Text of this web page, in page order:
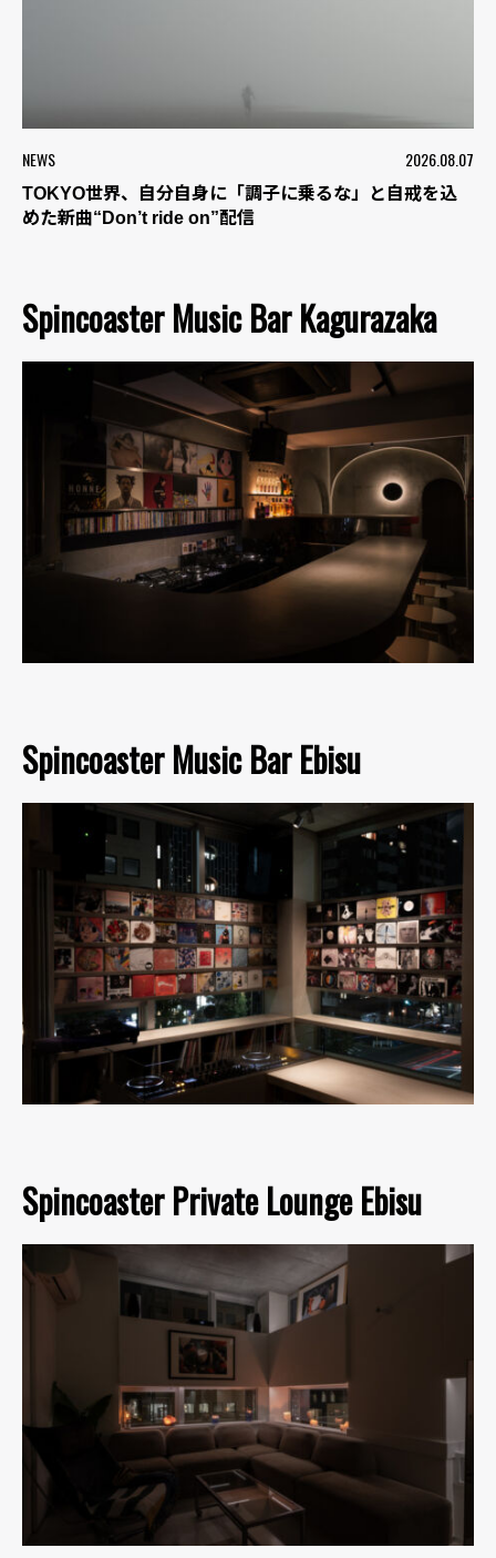
NEWS 2026.08.07
TOKYO世界、自分自身に「調子に乗るな」と自戒を込
めた新曲“Don’t ride on”配信
Spincoaster Music Bar Kagurazaka
Spincoaster Music Bar Ebisu
Spincoaster Private Lounge Ebisu